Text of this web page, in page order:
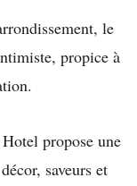
le
propice à
propose une
saveurs et